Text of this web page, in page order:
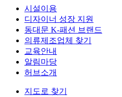
시설이용
디자이너 성장 지원
동대문 K-패션 브랜드
의류제조업체 찾기
교육안내
알림마당
허브소개
지도로 찾기